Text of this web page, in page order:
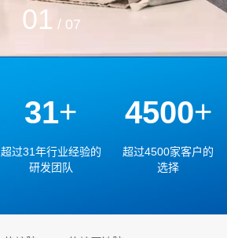
01 / 07
31+
超过31年行业经验的
研发团队
4500+
超过4500家客户的
选择